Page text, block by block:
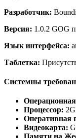
Разработчик:
Версия: 1.0.2 GOG
Язык интерфейса:
Таблетка:
Системны
Процессор:
Оперативная
Видеокарта: